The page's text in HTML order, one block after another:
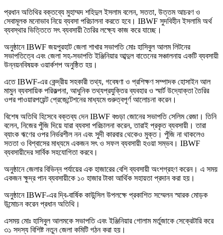
প্রধান অতিথির বক্তব্যে মুহাম্মদ শহিদুল ইসলাম বলেন, সততা, উত্তম আচরণ ও
সেবামূলক মনোভাব নিয়ে ব্যবসা পরিচালনা করতে হবে। IBWF সুদবিহীন ইসলামি অর্থ
ব্যবস্থার ভিত্তিতে সৎ ব্যবসায়ী তৈরির লক্ষ্যে কাজ করে যাচ্ছে।
অনুষ্ঠানে IBWF জয়পুরহাট জেলা শাখার সভাপতি মোঃ হাসিবুল আলম লিটনের
সভাপতিত্বে এবং জেলা সহ-সভাপতি ইঞ্জিনিয়ার আব্দুল বাতেনের সঞ্চালনায় একটি ব্যবসায়ী
উন্নয়নবিষয়ক ওয়ার্কশপ অনুষ্ঠিত হয়।
এতে IBWF-এর কেন্দ্রীয় সহকারী তথ্য, গবেষণা ও প্রশিক্ষণ সম্পাদক হোসাইন আল
মামুন ব্যবসায়িক পরিকল্পনা, আধুনিক তথ্যপ্রযুক্তির ব্যবহার ও স্মার্ট উদ্যোক্তা তৈরির
ওপর পাওয়ারপয়েন্ট প্রেজেন্টেশনের মাধ্যমে গুরুত্বপূর্ণ আলোচনা করেন।
বিশেষ অতিথি হিসেবে বক্তব্য দেন IBWF বগুড়া জোনের সভাপতি সেলিম রেজা। তিনি
বলেন, নিজের পুঁজি দিয়ে যারা ব্যবসা পরিচালনা করেন, তারাই প্রকৃত ব্যবসায়ী। তারা
ব্যাংক ঋণের ওপর নির্ভরশীল নন এবং সুদী কারবার থেকেও মুক্ত। পুঁজি না থাকলেও
সততা ও বিশ্বাসের মাধ্যমে একজন সৎ ও সফল ব্যবসায়ী হওয়া সম্ভব। IBWF
ব্যবসায়ীদের সার্বিক সহযোগিতা করবে।
অনুষ্ঠানে জেলার বিভিন্ন পর্যায়ের এক হাজারের বেশি ব্যবসায়ী অংশগ্রহণ করেন। এ সময়
একজন ক্ষুদ্র পান ব্যবসায়ীকে ১০ হাজার টাকা আর্থিক সহায়তা প্রদান করা হয়।
অনুষ্ঠানে IBWF-এর দ্বি-বার্ষিক কাউন্সিল উপলক্ষে প্রকাশিত সম্মেলন স্মারক মোড়ক
উন্মোচন করেন প্রধান অতিথি।
এসময় মোঃ হাসিবুল আলমকে সভাপতি এবং ইঞ্জিনিয়ার গোলাম মর্তুজাকে সেক্রেটারি করে
৩১ সদস্য বিশিষ্ট নতুন জেলা কমিটি গঠন করা হয়।